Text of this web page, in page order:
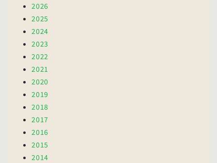
2026
2025
2024
2023
2022
2021
2020
2019
2018
2017
2016
2015
2014